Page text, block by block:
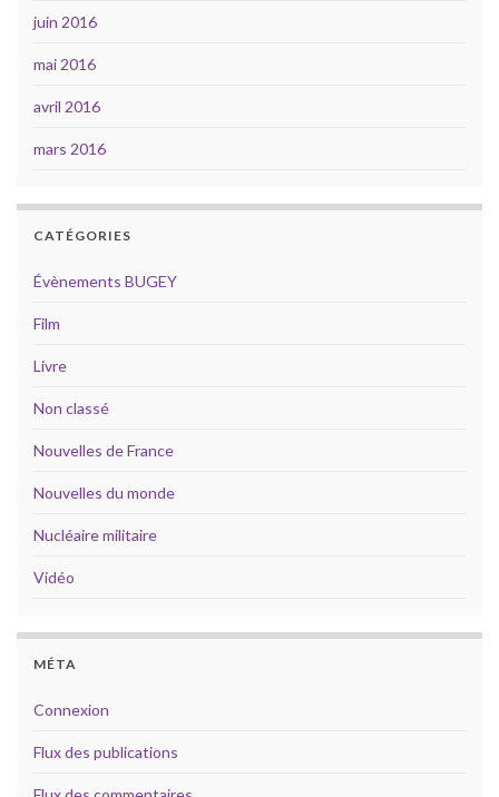
juin 2016
mai 2016
avril 2016
mars 2016
CATÉGORIES
Évènements BUGEY
Film
Livre
Non classé
Nouvelles de France
Nouvelles du monde
Nucléaire militaire
Vidéo
MÉTA
Connexion
Flux des publications